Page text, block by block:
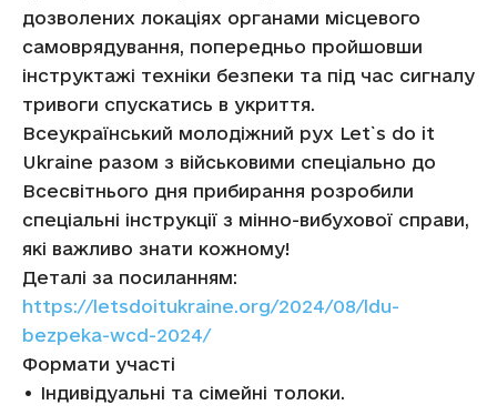
дозволених локаціях органами місцевого
самоврядування, попередньо пройшовши
інструктажі техніки безпеки та під час сигналу
тривоги спускатись в укриття.
Всеукраїнський молодіжний рух Let`s do it
Ukraine разом з військовими спеціально до
Всесвітнього дня прибирання розробили
спеціальні інструкції з мінно-вибухової справи,
які важливо знати кожному!
Деталі за посиланням:
https://letsdoitukraine.org/2024/08/ldu-
bezpeka-wcd-2024/
Формати участі
• Індивідуальні та сімейні толоки.